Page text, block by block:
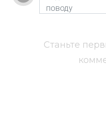
Станьте